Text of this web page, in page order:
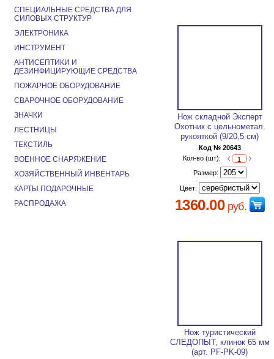
Нож складной Эксперт
Охотник с цельнометал.
рукояткой (9/20,5 см)
Код № 20643
Кол-во (шт):
Размер:
Цвет:
1360.00руб.
Нож туристический
СЛЕДОПЫТ, клинок 65 мм
(арт. PF-PK-09)
СПЕЦИАЛЬНЫЕ СРЕДСТВА ДЛЯ
СИЛОВЫХ СТРУКТУР
ЭЛЕКТРОНИКА
ИНСТРУМЕНТ
АНТИСЕПТИКИ И
ДЕЗИНФИЦИРУЮЩИЕ СРЕДСТВА
ПОЖАРНОЕ ОБОРУДОВАНИЕ
СВАРОЧНОЕ ОБОРУДОВАНИЕ
ЗНАЧКИ
ЛЕСТНИЦЫ
ТЕКСТИЛЬ
ВОЕННОЕ СНАРЯЖЕНИЕ
ХОЗЯЙСТВЕННЫЙ ИНВЕНТАРЬ
КАРТЫ ПОДАРОЧНЫЕ
РАСПРОДАЖА